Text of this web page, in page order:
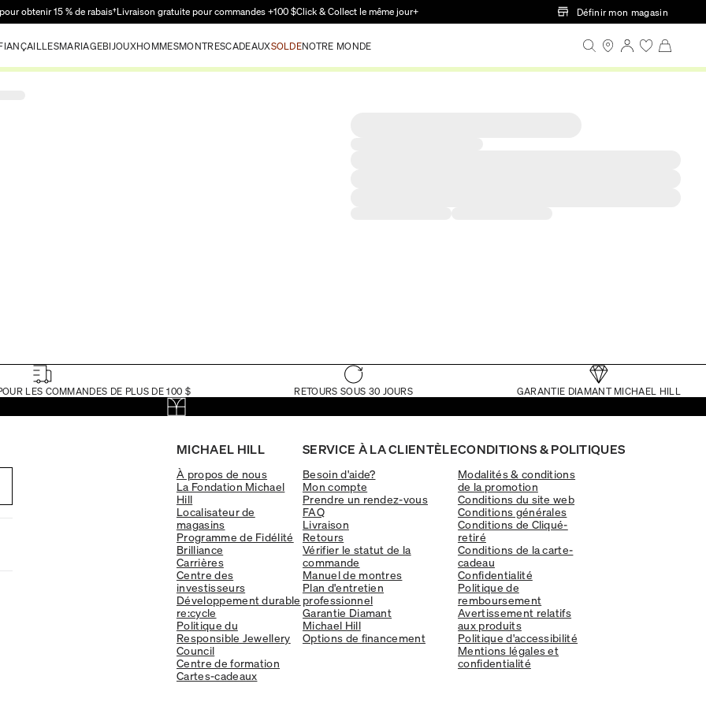
Passer au contenu principal
obtenir 15 % de rabais†Livraison gratuite pour commandes +100 $Click & Collect le même jour+ Définir mon magasin
MARIAGEBIJOUXHOMMESMONTRESCADEAUXSOLDENOTRE MONDE
LES COMMANDES DE PLUS DE 100 $ RETOURS SOUS 30 JOURS GARANTIE DIAMANT MICHAEL HILL
MICHAEL HILL
À propos de nous
La Fondation Michael
Hill
Localisateur de
magasins
Programme de Fidélité
Brilliance
Carrières
Centre des
investisseurs
Développement durable
re:cycle
Politique du
Responsible Jewellery
Council
Centre de formation
Cartes-cadeaux
SERVICE À LA CLIENTÈLE
Besoin d'aide?
Mon compte
Prendre un rendez-vous
FAQ
Livraison
Retours
Vérifier le statut de la
commande
Manuel de montres
Plan d'entretien
professionnel
Garantie Diamant
Michael Hill
Options de financement
CONDITIONS & POLITIQUES
Modalités & conditions
de la promotion
Conditions du site web
Conditions générales
Conditions de Cliqué-
retiré
Conditions de la carte-
cadeau
Confidentialité
Politique de
remboursement
Avertissement relatifs
aux produits
Politique d'accessibilité
Mentions légales et
confidentialité